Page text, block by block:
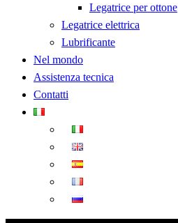
Legatrice per ottone
Legatrice elettrica
Lubrificante
Nel mondo
Assistenza tecnica
Contatti